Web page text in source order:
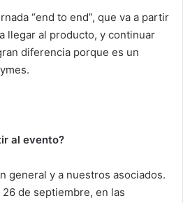
“end to end”, que va a partir
llegar al producto, y continuar
diferencia porque es un
al evento?
general y a nuestros asociados.
de septiembre, en las